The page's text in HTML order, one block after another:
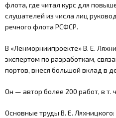
флота, где читал курс для
слушателей из числа лиц
речного флота РСФСР.
В «Ленморниипроекте» В. Е.
экспертом по разработкам,
портов, внеся большой вклад в
Он — автор более 200 работ, в т.
Основные труды В. Е. Ляхницкого: